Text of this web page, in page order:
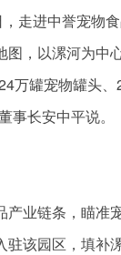
走进中誉宠物
图，以漯河为中
万罐宠物罐头
事长安中平说。
产业链条，瞄准
驻该园区，填补